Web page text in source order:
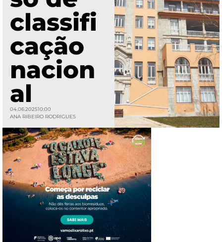
classifi
cação
nacion
al
04.06.202510:00
ANA RIBEIRO RODRIGUES